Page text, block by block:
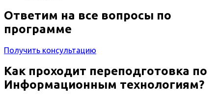
Ответим на все вопросы по
программе
Получить консультацию
Как проходит переподготовка по
Информационным технологиям?